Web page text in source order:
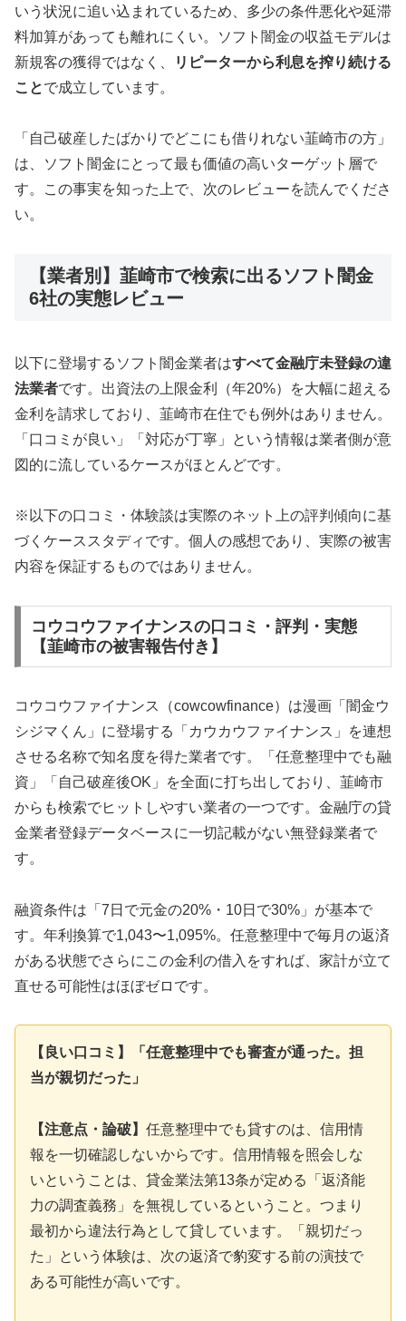
いう状況に追い込まれているため、多少の条件悪化や延滞
料加算があっても離れにくい。ソフト闇金の収益モデルは
新規客の獲得ではなく、
リピーターから利息を搾り続ける
ことで成立しています。
「自己破産したばかりでどこにも借りれない韮崎市の方」
は、ソフト闇金にとって最も価値の高いターゲット層で
す。この事実を知った上で、次のレビューを読んでくださ
い。
【業者別】韮崎市で検索に出るソフト闇金
6社の実態レビュー
以下に登場するソフト闇金業者はすべて金融庁未登録の違
法業者です。出資法の上限金利（年20%）を大幅に超える
金利を請求しており、韮崎市在住でも例外はありません。
「口コミが良い」「対応が丁寧」という情報は業者側が意
図的に流しているケースがほとんどです。
※以下の口コミ・体験談は実際のネット上の評判傾向に基
づくケーススタディです。個人の感想であり、実際の被害
内容を保証するものではありません。
コウコウファイナンスの口コミ・評判・実態
【韮崎市の被害報告付き】
コウコウファイナンス（cowcowfinance）は漫画「闇金ウ
シジマくん」に登場する「カウカウファイナンス」を連想
させる名称で知名度を得た業者です。「任意整理中でも融
資」「自己破産後OK」を全面に打ち出しており、韮崎市
からも検索でヒットしやすい業者の一つです。金融庁の貸
金業者登録データベースに一切記載がない無登録業者で
す。
融資条件は「7日で元金の20%・10日で30%」が基本で
す。年利換算で1,043〜1,095%。任意整理中で毎月の返済
がある状態でさらにこの金利の借入をすれば、家計が立て
直せる可能性はほぼゼロです。
【良い口コミ】「任意整理中でも審査が通った。担
当が親切だった」
【注意点・論破】 任意整理中でも貸すのは、信用情
報を一切確認しないからです。信用情報を照会しな
いということは、貸金業法第13条が定める「返済能
力の調査義務」を無視しているということ。つまり
最初から違法行為として貸しています。「親切だっ
た」という体験は、次の返済で豹変する前の演技で
ある可能性が高いです。